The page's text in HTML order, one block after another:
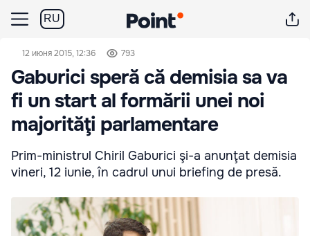
RU
12 июня 2015, 12:36 793
Gaburici speră că demisia sa va
fi un start al formării unei noi
majorităţi parlamentare
Prim-ministrul Chiril Gaburici şi-a anunţat demisia
vineri, 12 iunie, în cadrul unui briefing de presă.